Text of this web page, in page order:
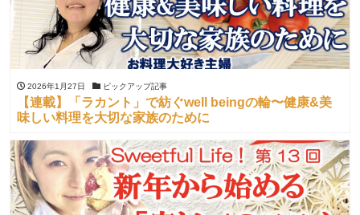
2026年1月27日 ピックアップ記事
【連載】「ラカント」で紡ぐwell beingの輪〜健康&美
味しい料理を大切な家族のために